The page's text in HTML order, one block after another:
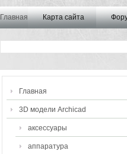
Главная Карта сайта
Главная
3D модели Archicad
аксессуары
аппаратура